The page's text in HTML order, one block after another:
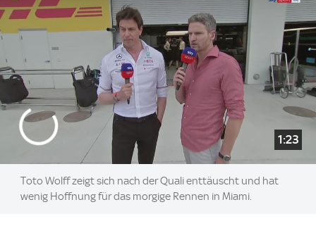
1:23
Toto Wolff zeigt sich nach der Quali enttäuscht und hat
wenig Hoffnung für das morgige Rennen in Miami.